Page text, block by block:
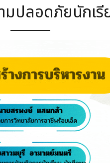
มปลอดภัยนักเ